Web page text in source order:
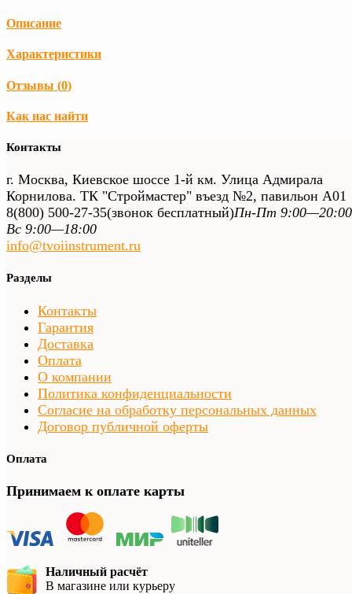
Описание
Характеристики
Отзывы (0)
Как нас найти
Контакты
г. Москва, Киевское шоссе 1-й км. Улица Адмирала
Корнилова. ТК "Строймастер" въезд №2, павильон А01
8(800) 500-27-35(звонок бесплатный)Пн-Пт
Вс 9:00—18:00
info@tvoiinstrument.ru
Разделы
Контакты
Гарантия
Доставка
Оплата
О компании
Политика конфиденциальности
Согласие на обработку персональных данных
Договор публичной оферты
Оплата
Принимаем к оплате карты
Наличный расчёт
В магазине или курьеру